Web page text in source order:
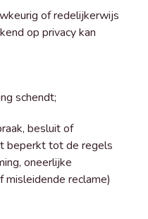
of redelijkerwijs
op privacy kan
schendt;
besluit of
beperkt tot de regels
oneerlijke
misleidende reclame)